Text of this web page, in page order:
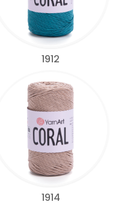
1912
1914